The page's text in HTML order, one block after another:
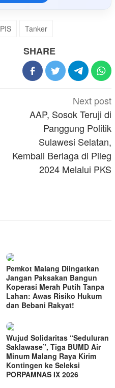
PIS Tanker
SHARE
Next post
AAP, Sosok Teruji di
Panggung Politik
Sulawesi Selatan,
Kembali Berlaga di Pileg
2024 Melalui PKS
Pemkot Malang Diingatkan
Jangan Paksakan Bangun
Koperasi Merah Putih Tanpa
Lahan: Awas Risiko Hukum
dan Bebani Rakyat!
Wujud Solidaritas “Seduluran
Saklawase”, Tiga BUMD Air
Minum Malang Raya Kirim
Kontingen ke Seleksi
PORPAMNAS IX 2026